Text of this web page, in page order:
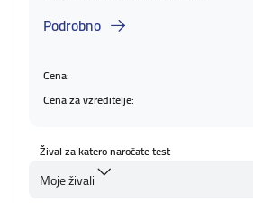
Podrobno
Cena:
Cena za vzreditelje:
Žival za katero naročate test
Moje živali